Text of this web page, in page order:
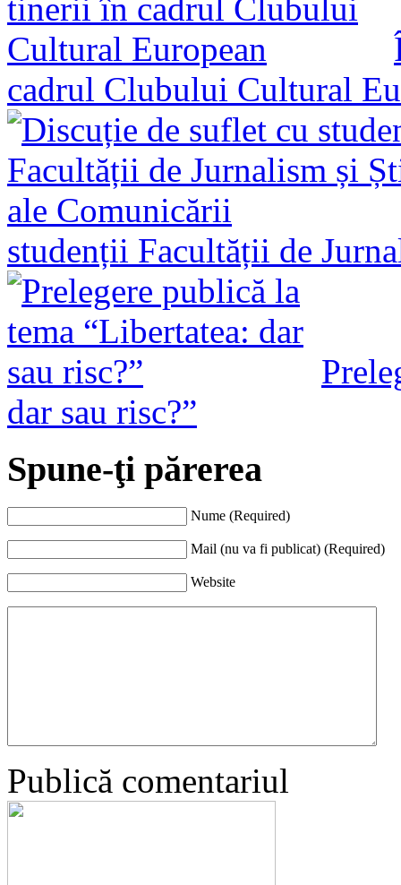
cadrul Clubului Cultural
studenții Facultății de
dar sau risc?”
Spune-ţi părerea
Nume (Required)
Mail (nu va fi publicat) (Required)
Website
Publică comentariul